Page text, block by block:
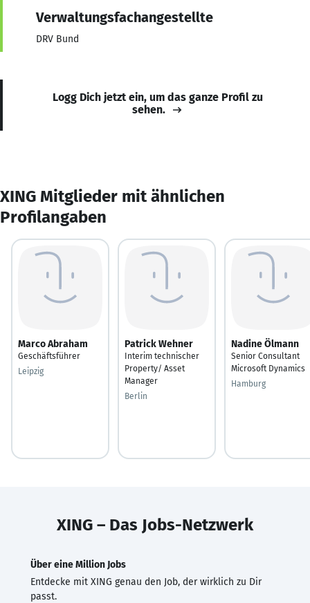
Verwaltungsfachangestellte
DRV Bund
Logg Dich jetzt ein, um das ganze Profil zu
sehen.
XING Mitglieder mit ähnlichen
Profilangaben
Marco Abraham
Geschäftsführer
Leipzig
Patrick Wehner
Interim technischer
Property/ Asset
Manager
Berlin
Nadine Ölmann
Senior Consultant
Microsoft Dynamics
Hamburg
XING – Das Jobs-Netzwerk
Über eine Million Jobs
Entdecke mit XING genau den Job, der wirklich zu Dir
passt.